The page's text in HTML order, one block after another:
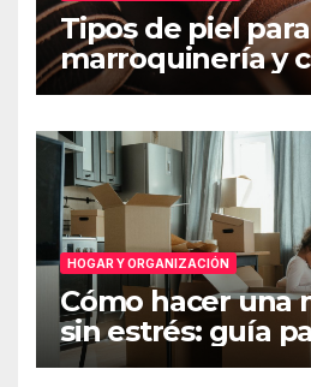
Tipos de piel para
marroquinería y
muestras
HOGAR Y ORGANIZACIÓN
Cómo hacer una
sin estrés: guía